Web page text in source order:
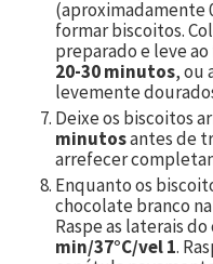
(aproximadamente
formar biscoitos.
preparado e leve
20-30 minutos, ou
levemente
Deixe os biscoitos
minutosantes de
arrefecer
Enquanto os
chocolate branco
Raspe as laterais
min/37°C/vel 1.